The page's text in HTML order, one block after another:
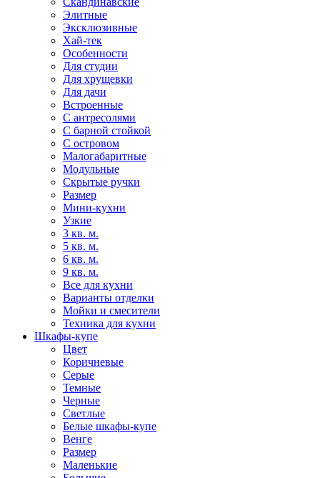
Элитные
Эксклюзивные
Хай-тек
Особенности
Для студии
Для хрущевки
Для дачи
Встроенные
С антресолями
С барной стойкой
С островом
Малогабаритные
Модульные
Скрытые ручки
Размер
Мини-кухни
Узкие
3 кв. м.
5 кв. м.
6 кв. м.
9 кв. м.
Все для кухни
Варианты отделки
Мойки и смесители
Техника для кухни
Шкафы-купе
Цвет
Коричневые
Серые
Темные
Черные
Светлые
Белые шкафы-купе
Венге
Размер
Маленькие